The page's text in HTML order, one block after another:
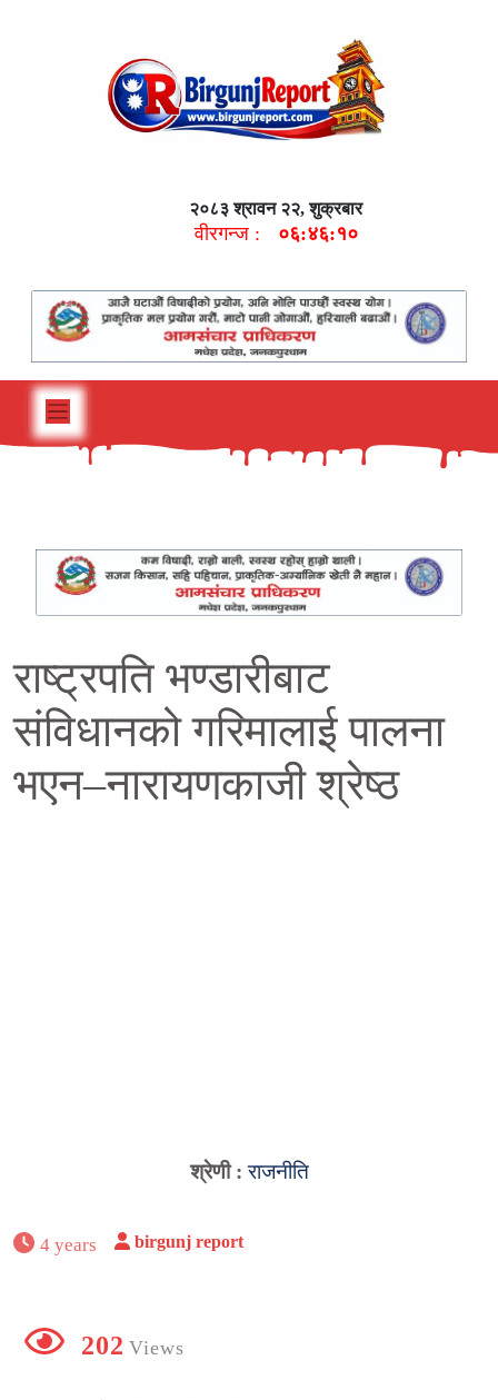
२०८३ श्रावन २२, शुक्रबार
वीरगन्ज : ०६:४६:११
राष्ट्रपति भण्डारीबाट
संविधानको गरिमालाई पालना
भएन–नारायणकाजी श्रेष्ठ
श्रेणी :राजनीति
4 years birgunj report
202 Views